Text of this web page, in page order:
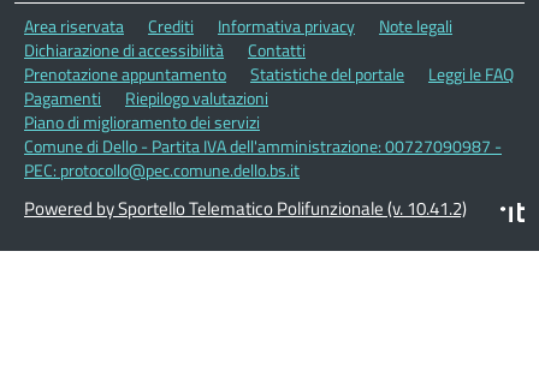
Area riservata Crediti Informativa privacy
Note legali
Dichiarazione di accessibilità
Contatti
Prenotazione appuntamento
Statistiche del portale
Leggi le FAQ
Pagamenti
Riepilogo valutazioni
Piano di miglioramento dei servizi
Comune di Dello - Partita IVA dell'amministrazione: 00727090987 -
PEC: protocollo@pec.comune.dello.bs.it
Powered by Sportello Telematico Polifunzionale (v. 10.41.2)